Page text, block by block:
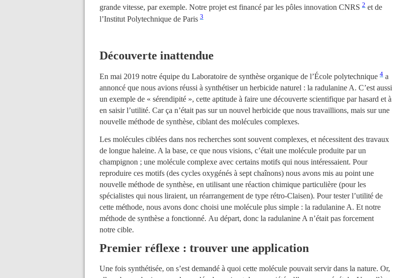
grande vitesse, par exemple. Notre projet est financé par les pôles innovation CNRS 2 et de
l’Institut Polytechnique de Paris 3
Découverte inattendue
En mai 2019 notre équipe du Laboratoire de synthèse organique de l’École polytechnique 4 a
annoncé que nous avions réussi à synthétiser un herbicide naturel : la radulanine A. C’est aussi
un exemple de « sérendipité », cette aptitude à faire une découverte scientifique par hasard et à
en saisir l’utilité. Car ça n’était pas sur un nouvel herbicide que nous travaillions, mais sur une
nouvelle méthode de synthèse, ciblant des molécules complexes.
Les molécules ciblées dans nos recherches sont souvent complexes, et nécessitent des travaux
de longue haleine. A la base, ce que nous visions, c’était une molécule produite par un
champignon ; une molécule complexe avec certains motifs qui nous intéressaient. Pour
reproduire ces motifs (des cycles oxygénés à sept chaînons) nous avons mis au point une
nouvelle méthode de synthèse, en utilisant une réaction chimique particulière (pour les
spécialistes qui nous liraient, un réarrangement de type rétro-Claisen). Pour tester l’utilité de
cette méthode, nous avons donc choisi une molécule plus simple : la radulanine A. Et notre
méthode de synthèse a fonctionné. Au départ, donc la radulanine A n’était pas forcement
notre cible.
Premier réflexe : trouver une application
Une fois synthétisée, on s’est demandé à quoi cette molécule pouvait servir dans la nature. Or,